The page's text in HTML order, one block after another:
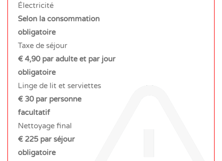
Électricité
Selon la consommation
obligatoire
Taxe de séjour
€ 4,90 par adulte et par jour
obligatoire
Linge de lit et serviettes
€ 30 par personne
facultatif
Nettoyage final
€ 225 par séjour
obligatoire